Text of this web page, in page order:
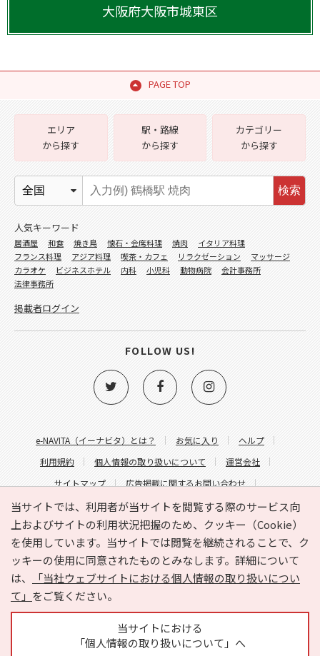
大阪府大阪市城東区
PAGE TOP
当サイトでは、利用者が当サイトを閲覧する際のサービス向
上およびサイトの利用状況把握のため、クッキー（Cookie）
を使用しています。当サイトでは閲覧を継続されることで、ク
ッキーの使用に同意されたものとみなします。詳細について
は、
「当社ウェブサイトにおける個人情報の取り扱いについ
て」 をご覧ください。
当サイトにおける
「個人情報の取り扱いについて」へ
e-NAVITA（イーナビタ）とは？ お気に入り
ヘルプ
利用規約
個人情報の取り扱いについて
運営会社
サイトマップ
広告掲載に関するお問い合わせ
サイトの内容に関するお問い合わせ
エリア
から探す
駅・路線
から探す
カテゴリー
から探す
検索
人気キーワード
居酒屋 和食 焼き鳥 懐石・会席料理 焼肉
イタリア料理
フランス料理
アジア料理 喫茶・カフェ リラクゼーション
マッサージ
カラオケ
ビジネスホテル 内科 小児科 動物病院
会計事務所
法律事務所
掲載者ログイン
FOLLOW US!
Copyright © HYOJITO.Co.,Ltd. All Rights Reserved.